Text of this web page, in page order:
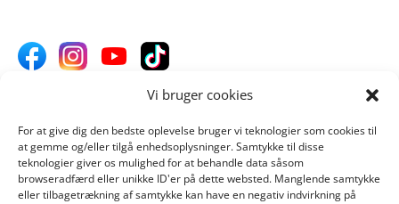
Vi bruger cookies
For at give dig den bedste oplevelse bruger vi teknologier som cookies til
at gemme og/eller tilgå enhedsoplysninger. Samtykke til disse
teknologier giver os mulighed for at behandle data såsom
browseradfærd eller unikke ID'er på dette websted. Manglende samtykke
eller tilbagetrækning af samtykke kan have en negativ indvirkning på
Donér til Inges Kattehjem